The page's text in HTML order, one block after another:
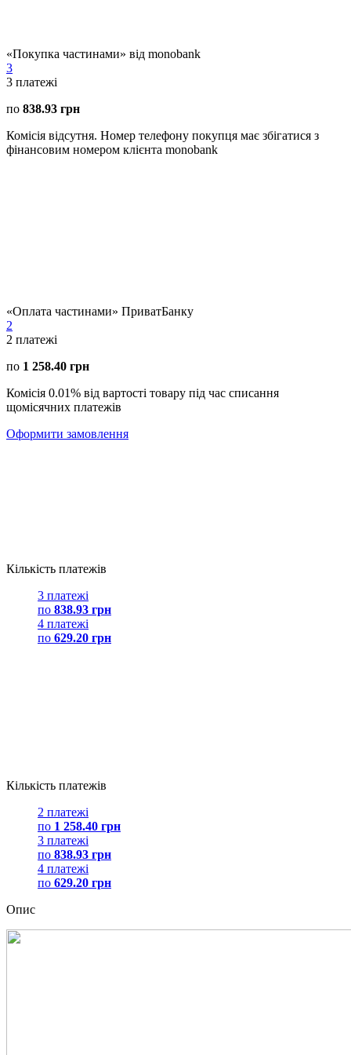
«Покупка частинами» від monobank
3
3 платежі
по 838.93 грн
Комісія відсутня. Номер телефону покупця має збігатися з
фінансовим номером клієнта monobank
«Оплата частинами» ПриватБанку
2
2 платежі
по 1 258.40 грн
Комісія 0.01% від вартості товару під час списання
щомісячних платежів
Оформити замовлення
Кількість платежів
3 платежі
по 838.93 грн
4 платежі
по 629.20 грн
Кількість платежів
2 платежі
по 1 258.40 грн
3 платежі
по 838.93 грн
4 платежі
по 629.20 грн
Опис